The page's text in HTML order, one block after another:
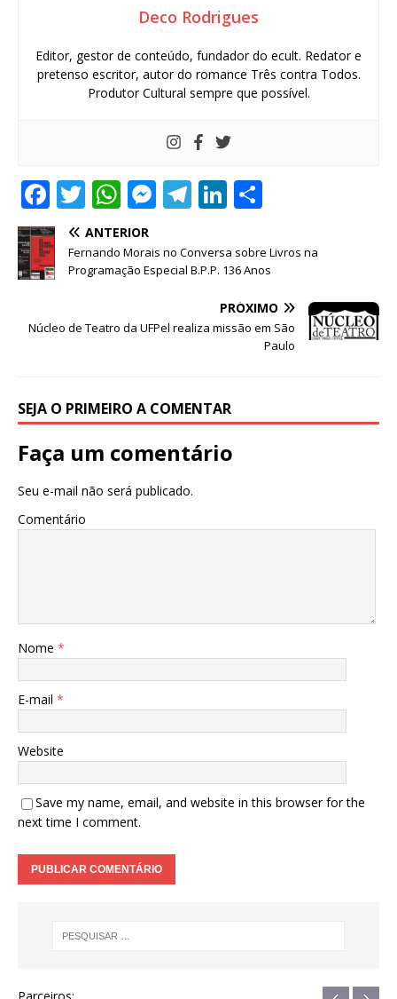
Deco Rodrigues
Editor, gestor de conteúdo, fundador do ecult. Redator e
pretenso escritor, autor do romance Três contra Todos.
Produtor Cultural sempre que possível.
F
a
c
e
o
k
T
w
it
te
W
h
at
s
p
M
ss
e
g
r
T
e
g
m
Li
k
e
dI
n
ar
e
ANTERIOR
Fernando Morais no Conversa sobre Livros na
Programação Especial B.P.P. 136 Anos
PRÓXIMO
Núcleo de Teatro da UFPel realiza missão em São
Paulo
SEJA O PRIMEIRO A COMENTAR
Faça um comentário
Seu e-mail não será publicado.
Comentário
Nome *
E-mail *
Website
Save my name, email, and website in this browser for the
next time I comment.